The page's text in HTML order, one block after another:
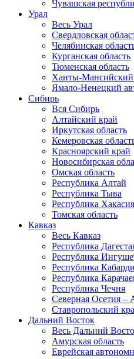
Чувашская
Урал
Весь Урал
Свердловская
Челябинская
Курганская область
Тюменская область
Ханты-
Ямало-Ненецкий
Сибирь
Вся Сибирь
Алтайский край
Иркутская область
Кемеровская
Красноярский край
Новосибирская
Омская область
Республика Алтай
Республика Тыва
Республика Хакасия
Томская область
Кавказ
Весь Кавказ
Республика
Республика
Республика
Республика
Республика Чечня
Северная Осетия –
Ставропольский
Дальний Восток
Весь Дальний
Амурская область
Еврейская